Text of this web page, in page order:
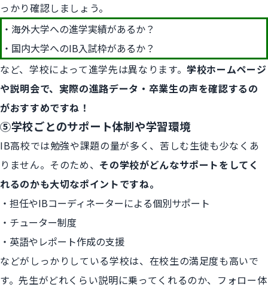
っかり確認しましょう。
海外大学への進学実績があるか？
国内大学へのIB入試枠があるか？
など、学校によって進学先は異なります。学校ホームページ
や説明会で、実際の進路データ・卒業生の声を確認するの
がおすすめですね！
⑤学校ごとのサポート体制や学習環境
IB高校では勉強や課題の量が多く、苦しむ生徒も少なくあ
りません。そのため、 その学校がどんなサポートをしてく
れるのかも大切なポイントですね。
担任やIBコーディネーターによる個別サポート
チューター制度
英語やレポート作成の支援
などがしっかりしている学校は、在校生の満足度も高いで
す。先生がどれくらい説明に乗ってくれるのか、フォロー体